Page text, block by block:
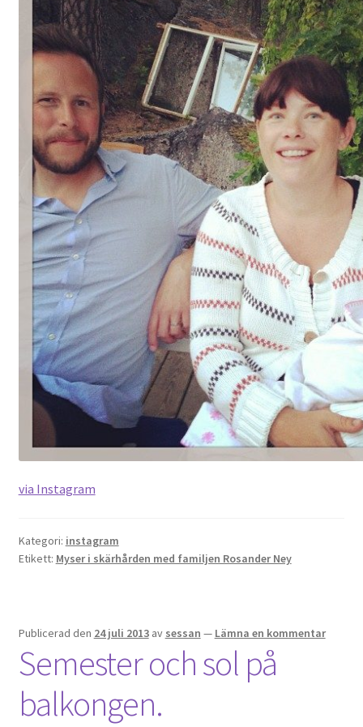
via Instagram
Kategori: instagram
Etikett: Myser i skärhården med familjen Rosander Ney
Publicerad den 24 juli 2013 av sessan — Lämna en kommentar
Semester och sol på
balkongen.